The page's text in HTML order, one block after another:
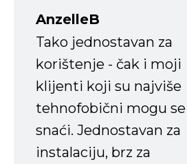
AnzelleB
Tako jednostavan za
korištenje - čak i moji
klijenti koji su najviše
tehnofobični mogu se
snaći. Jednostavan za
instalaciju, brz za